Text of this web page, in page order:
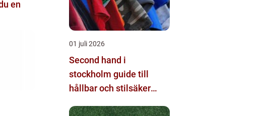
01 juli 2026
Second hand i
stockholm guide till
hållbar och stilsäker